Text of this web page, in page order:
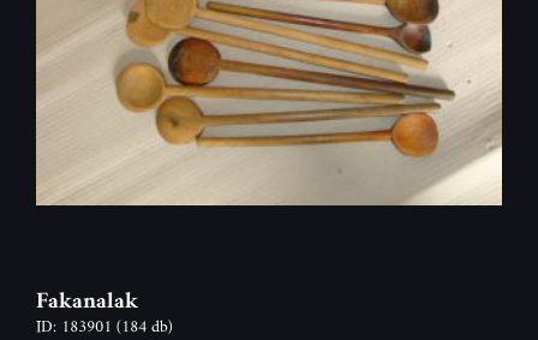
Fakanalak
ID: 183901 (184 db)